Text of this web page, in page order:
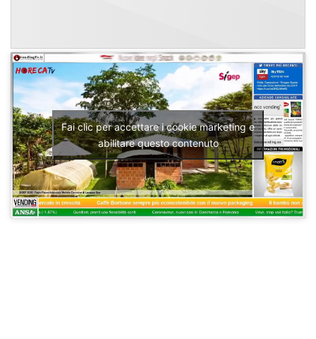
Fai clic per accettare i cookie marketing e
abilitare questo contenuto